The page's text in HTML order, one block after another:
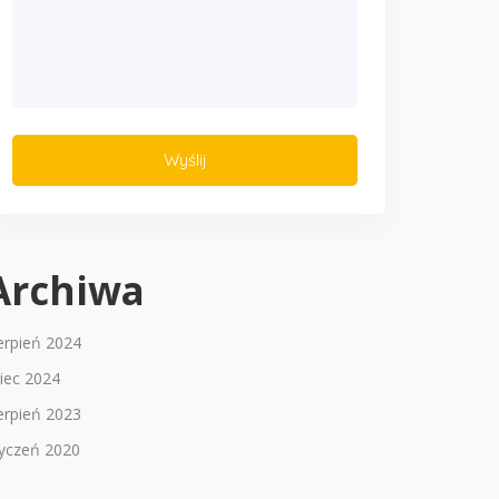
2024
2024
2023
2020